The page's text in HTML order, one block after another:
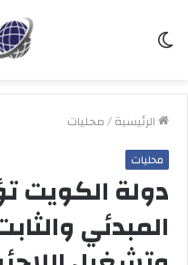
الرئيسية/محليات
محليات
دولة الكويت
المبدئي